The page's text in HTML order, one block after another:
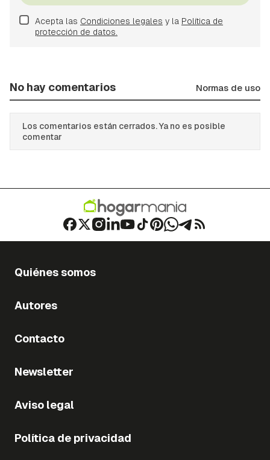
Acepta las Condiciones legales y la Política de
protección de datos.
No hay comentarios Normas de uso
Los comentarios están cerrados. Ya no es posible
comentar
Quiénes somos
Autores
Contacto
Newsletter
Aviso legal
Política de privacidad